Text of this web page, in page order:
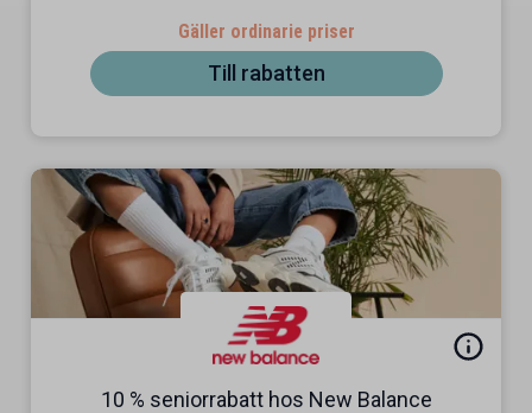
Gäller ordinarie priser
Till rabatten
10 % seniorrabatt hos New Balance